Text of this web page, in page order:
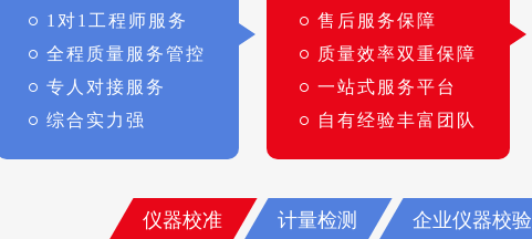
1对1工程师服务
全程质量服务管控
专人对接服务
综合实力强
售后服务保障
质量效率双重保障
一站式服务平台
自有经验丰富团队
仪器校准 计量检测 企业仪器校验